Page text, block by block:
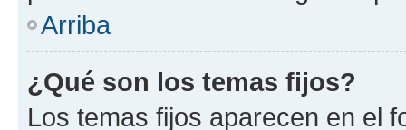
Arriba
¿Qué son los temas fijos?
Los temas fijos aparecen en el